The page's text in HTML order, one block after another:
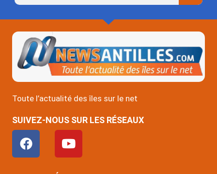
Toute l’actualité des îles sur le net
SUIVEZ-NOUS SUR LES RÉSEAUX
F
a
c
Y
o
u